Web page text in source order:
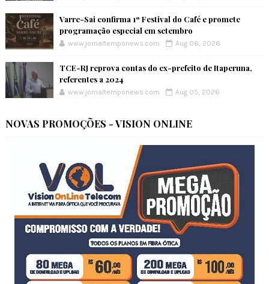
Varre-Sai confirma 1º Festival do Café e promete
programação especial em setembro
www.jornaltemponews.com Aug 06, 2026
TCE-RJ reprova contas do ex-prefeito de Itaperuna,
referentes a 2024
www.jornaltemponews.com Aug 05, 2026
NOVAS PROMOÇÕES - VISION ONLINE